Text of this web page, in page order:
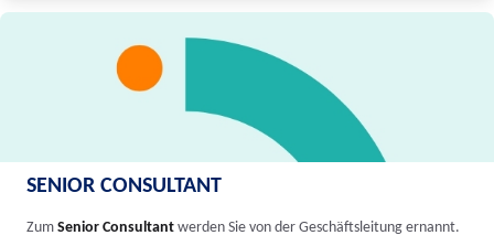
SENIOR CONSULTANT
Zum Senior Consultant werden Sie von der Geschäftsleitung ernannt.